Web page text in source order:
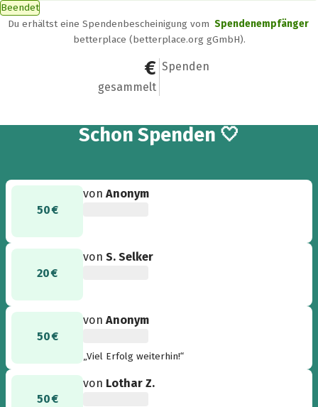
Beendet
Du erhältst eine Spendenbescheinigung vom Spendenempfänger
betterplace (betterplace.org gGmbH).
270 €
gesammelt
6
Spenden
Schon 6
Spenden 🤍
50 €
vonAnonym
20 €
vonS. Selker
50 €
vonAnonym
„Viel Erfolg weiterhin!“
50 €
von Lothar Z.